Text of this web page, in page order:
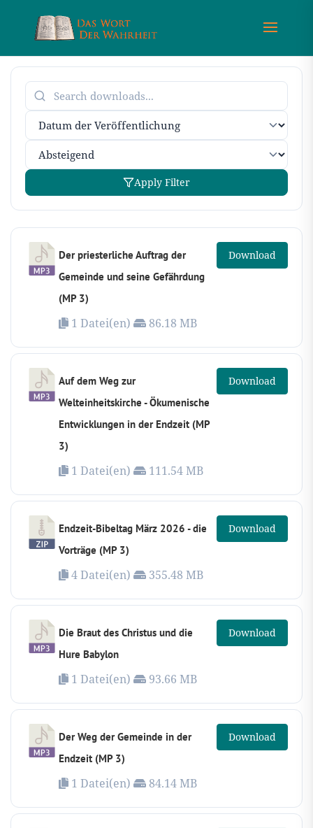
Apply Filter
Der priesterliche Auftrag der
Gemeinde und seine Gefährdung
(MP 3)
1 Datei(en) 86.18 MB
Download
Auf dem Weg zur
Welteinheitskirche - Ökumenische
Entwicklungen in der Endzeit (MP
3)
1 Datei(en) 111.54 MB
Download
Endzeit-Bibeltag März 2026 - die
Vorträge (MP 3)
4 Datei(en) 355.48 MB
Download
Die Braut des Christus und die
Hure Babylon
1 Datei(en) 93.66 MB
Download
Der Weg der Gemeinde in der
Endzeit (MP 3)
1 Datei(en) 84.14 MB
Download